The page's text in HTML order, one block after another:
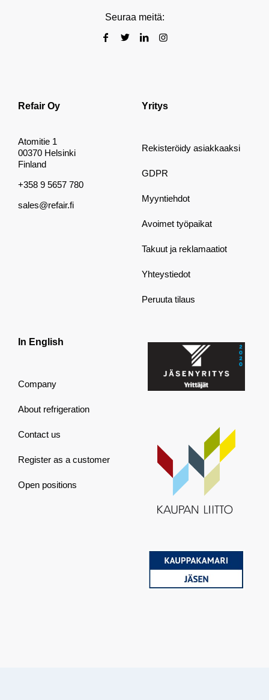
Seuraa meitä:
Refair Oy
Atomitie 1
00370 Helsinki
Finland
+358 9 5657 780
sales@refair.fi
Yritys
Rekisteröidy asiakkaaksi
GDPR
Myyntiehdot
Avoimet työpaikat
Takuut ja reklamaatiot
Yhteystiedot
Peruuta tilaus
In English
Company
About refrigeration
Contact us
Register as a customer
Open positions